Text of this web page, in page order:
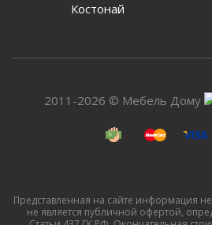
Костонай
2011-2026 © Мебель Дому
Представленная на сайте информация
не является публичной офертой,